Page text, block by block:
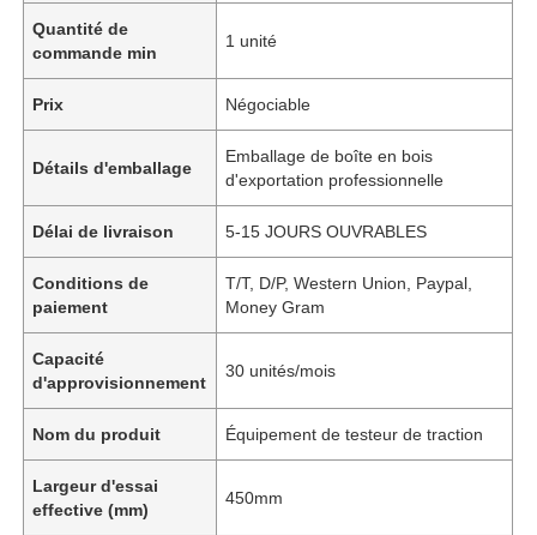
Quantité de
commande min
1 unité
Prix Négociable
Détails d'emballage
Emballage de boîte en bois
d'exportation professionnelle
Délai de livraison 5-15 JOURS OUVRABLES
Conditions de
paiement
T/T, D/P, Western Union, Paypal,
Money Gram
Capacité
d'approvisionnement
30 unités/mois
Nom du produit Équipement de testeur de traction
Largeur d'essai
effective (mm)
450mm